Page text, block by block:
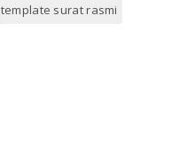
template surat rasmi